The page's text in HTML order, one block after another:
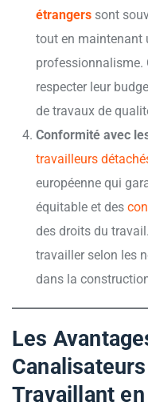
étrangers sont
tout en maintenant
professionnalisme.
respecter leur
de travaux de
Conformité avec
travailleurs
européenne qui
équitable et des
des droits du
travailler selon les
dans la
Les
Travaillant